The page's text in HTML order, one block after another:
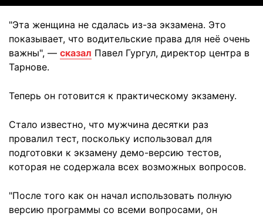
"Эта женщина не сдалась из-за экзамена. Это
показывает, что водительские права для неё очень
важны", — сказал Павел Гургул, директор центра в
Тарнове.
Теперь он готовится к практическому экзамену.
Стало известно, что мужчина десятки раз
провалил тест, поскольку использовал для
подготовки к экзамену демо-версию тестов,
которая не содержала всех возможных вопросов.
"После того как он начал использовать полную
версию программы со всеми вопросами, он